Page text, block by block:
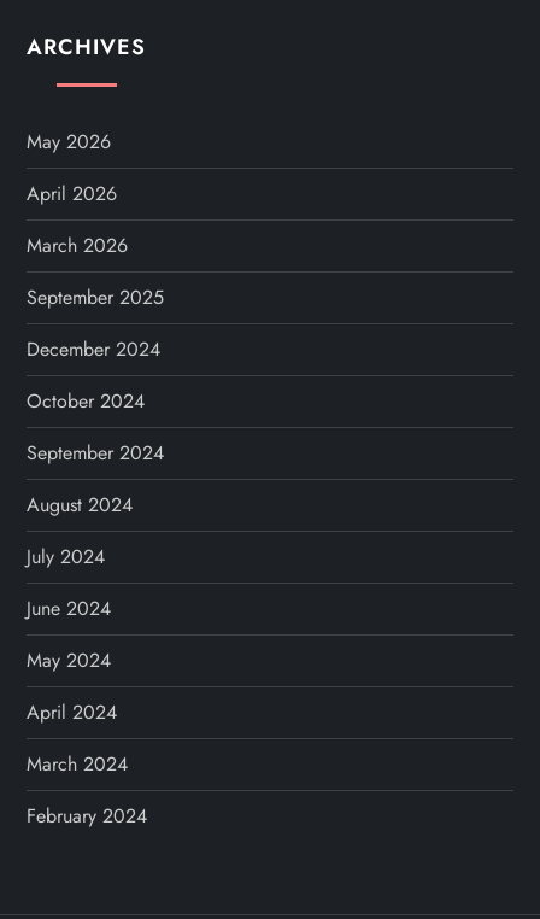
ARCHIVES
May 2026
April 2026
March 2026
September 2025
December 2024
October 2024
September 2024
August 2024
July 2024
June 2024
May 2024
April 2024
March 2024
February 2024